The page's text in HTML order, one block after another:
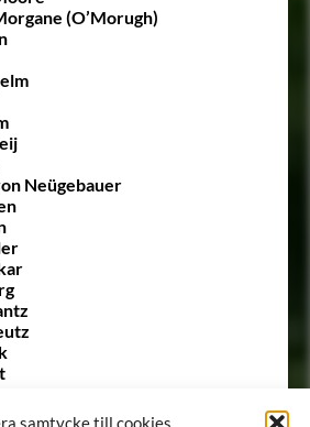
samtycke till cookies
(O’Morugh)
Neügebauer